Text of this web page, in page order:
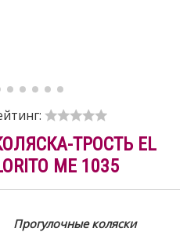
ТРОСТЬ EL
ME 1035
Прогулочные коляски